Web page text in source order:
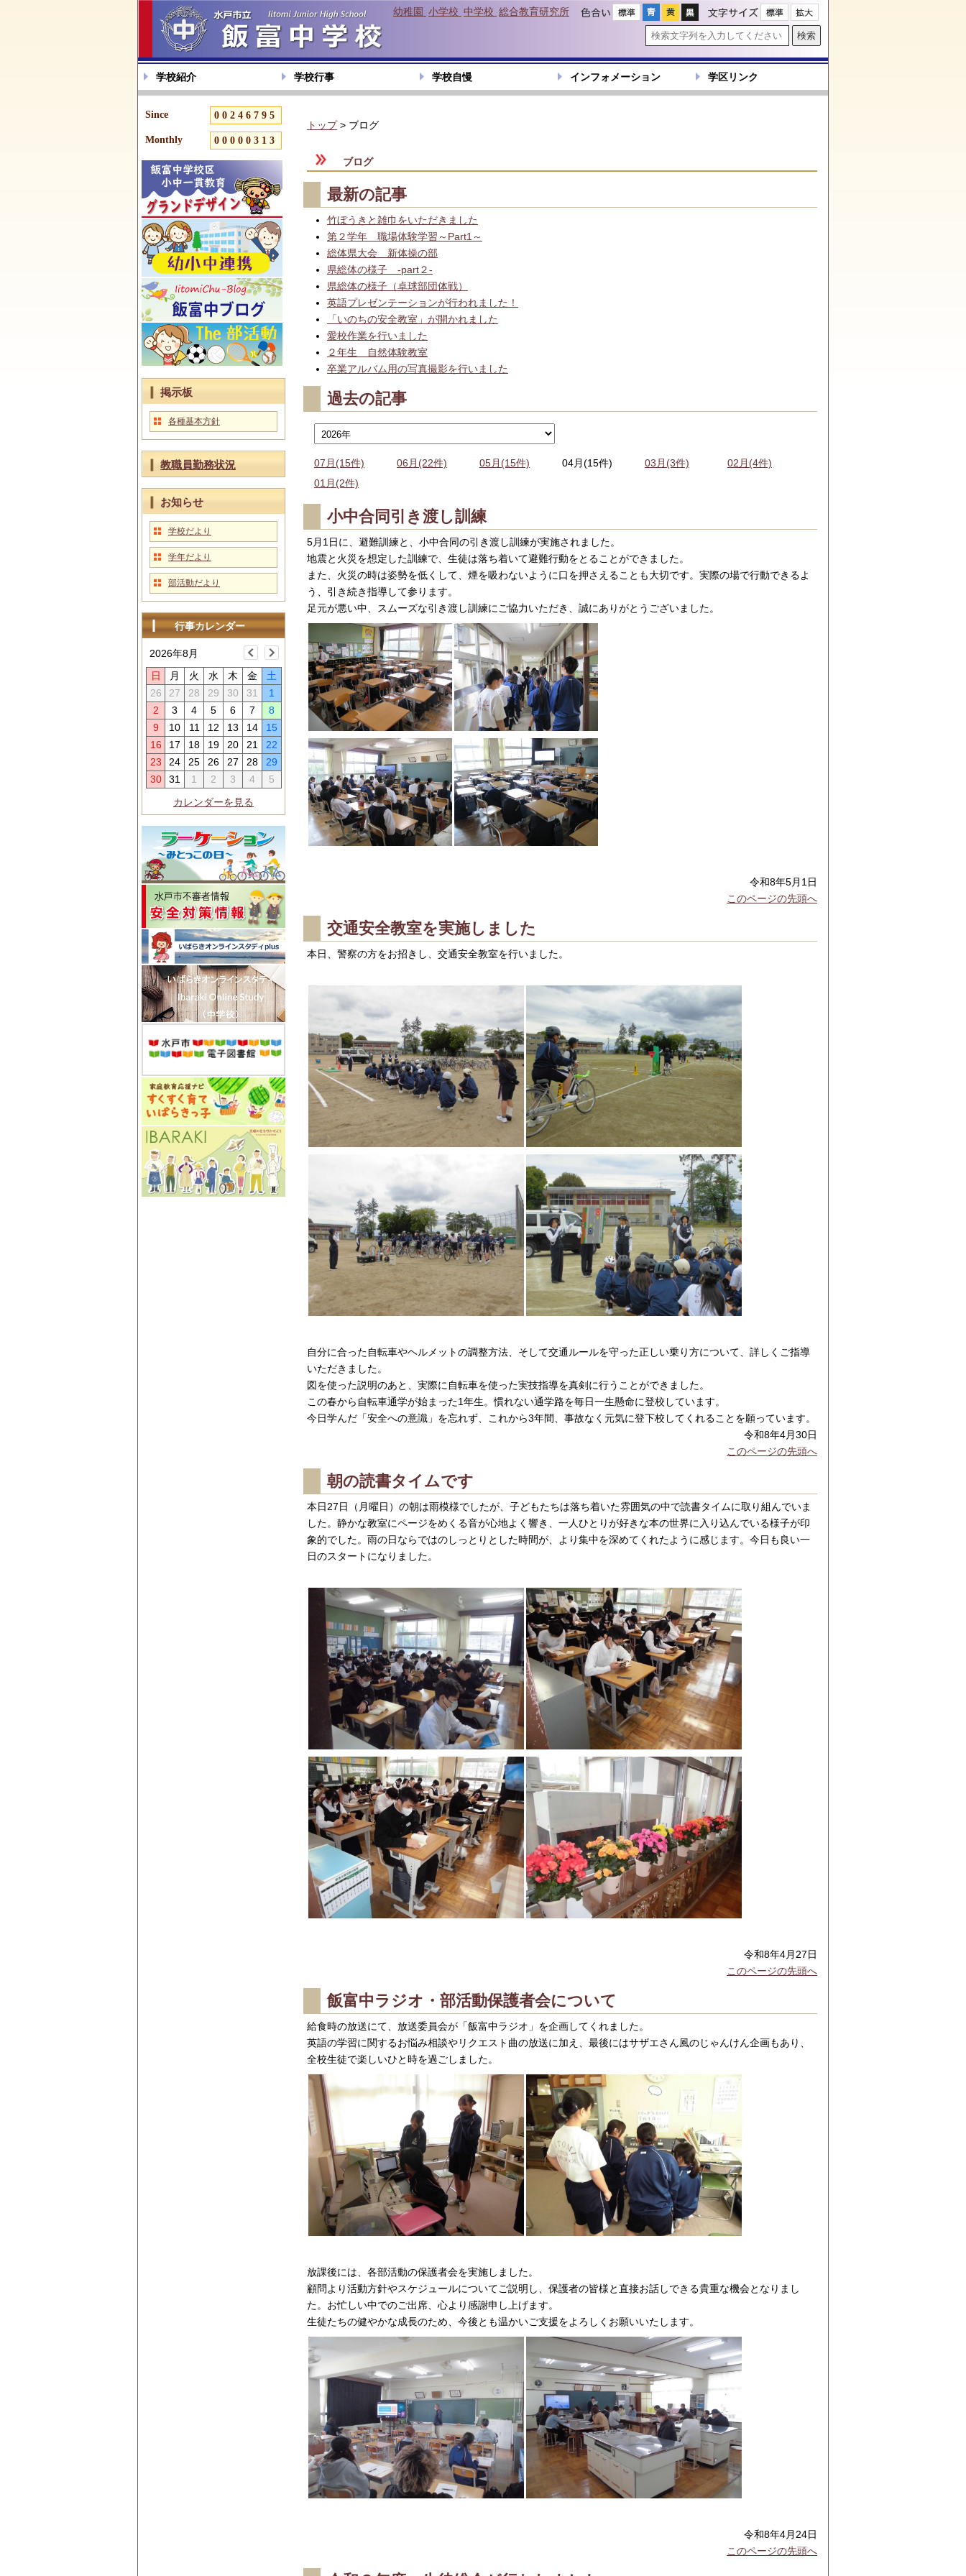
色合い 文字サイズ
幼稚園 小学校 中学校 総合教育研究所
学校紹介 学校行事 学校自慢 インフォメーション 学区リンク
Since 00246795
Monthly 00000313
掲示板
各種基本方針
教職員勤務状況
お知らせ
学校だより
学年だより
部活動だより
行事カレンダー
2026年8月
日 月 火 水 木 金
土
26
27 28 29 30 31
1
2
3 4 5 6 7
8
9
10 11 12 13 14
15
16
17 18 19 20 21
22
23
24 25 26 27 28
29
30
31 1 2 3 4
5
カレンダーを見る
トップ> ブログ
ブログ
最新の記事
竹ぼうきと雑巾をいただきました
第２学年 職場体験学習～Part1～
総体県大会 新体操の部
県総体の様子 -part２-
県総体の様子（卓球部団体戦）
英語プレゼンテーションが行われました！
「いのちの安全教室」が開かれました
愛校作業を行いました
２年生 自然体験教室
卒業アルバム用の写真撮影を行いました
過去の記事
07月(15件) 06月(22件) 05月(15件) 04月(15件) 03月(3件)
02月(4件)
01月(2件)
小中合同引き渡し訓練
5月1日に、避難訓練と、小中合同の引き渡し訓練が実施されました。
地震と火災を想定した訓練で、生徒は落ち着いて避難行動をとることができました。
また、火災の時は姿勢を低くして、煙を吸わないように口を押さえることも大切です。実際の場で行動できるよ
う、引き続き指導して参ります。
足元が悪い中、スムーズな引き渡し訓練にご協力いただき、誠にありがとうございました。
令和8年5月1日
このページの先頭へ
交通安全教室を実施しました
本日、警察の方をお招きし、交通安全教室を行いました。
自分に合った自転車やヘルメットの調整方法、そして交通ルールを守った正しい乗り方について、詳しくご指導
いただきました。
図を使った説明のあと、実際に自転車を使った実技指導を真剣に行うことができました。
この春から自転車通学が始まった1年生。慣れない通学路を毎日一生懸命に登校しています。
今日学んだ「安全への意識」を忘れず、これから3年間、事故なく元気に登下校してくれることを願っています。
令和8年4月30日
このページの先頭へ
朝の読書タイムです
本日27日（月曜日）の朝は雨模様でしたが、子どもたちは落ち着いた雰囲気の中で読書タイムに取り組んでいま
した。静かな教室にページをめくる音が心地よく響き、一人ひとりが好きな本の世界に入り込んでいる様子が印
象的でした。雨の日ならではのしっとりとした時間が、より集中を深めてくれたように感じます。今日も良い一
日のスタートになりました。
令和8年4月27日
このページの先頭へ
飯富中ラジオ・部活動保護者会について
給食時の放送にて、放送委員会が「飯富中ラジオ」を企画してくれました。
英語の学習に関するお悩み相談やリクエスト曲の放送に加え、最後にはサザエさん風のじゃんけん企画もあり、
全校生徒で楽しいひと時を過ごしました。
放課後には、各部活動の保護者会を実施しました。
顧問より活動方針やスケジュールについてご説明し、保護者の皆様と直接お話しできる貴重な機会となりまし
た。お忙しい中でのご出席、心より感謝申し上げます。
生徒たちの健やかな成長のため、今後とも温かいご支援をよろしくお願いいたします。
令和8年4月24日
このページの先頭へ